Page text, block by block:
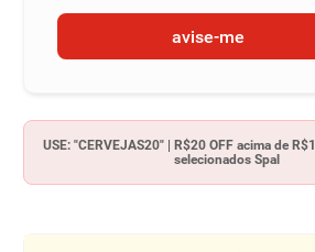
avise-me
USE: "CERVEJAS20" | R$20 OFF acima de
selecionados Spal